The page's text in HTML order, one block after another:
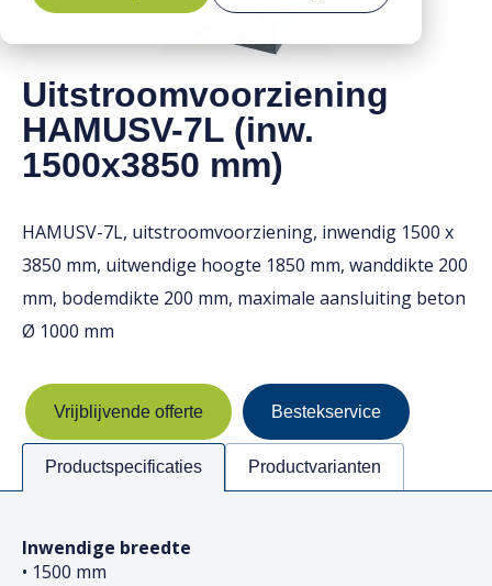
Bestekservice
Werken bij
Kernwaarden
Mission statement
Toeslagen
HVO toeslag
Uitstroomvoorziening
HAMUSV-7L (inw.
1500x3850 mm)
HAMUSV-7L, uitstroomvoorziening, inwendig 1500 x
3850 mm, uitwendige hoogte 1850 mm, wanddikte 200
mm, bodemdikte 200 mm, maximale aansluiting beton
Ø 1000 mm
Vrijblijvende offerte Bestekservice
Productspecificaties Productvarianten
Inwendige breedte
• 1500 mm